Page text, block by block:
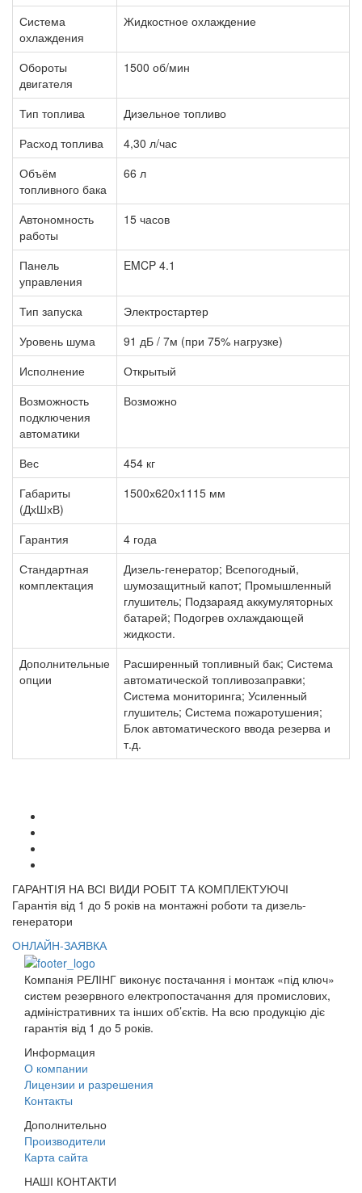
Система
охлаждения
Жидкостное охлаждение
Обороты
двигателя
1500 об/мин
Тип топлива
Дизельное топливо
Расход топлива
4,30 л/час
Объём
топливного бака
66 л
Автономность
работы
15 часов
Панель
управления
EMCP 4.1
Тип запуска
Электростартер
Уровень шума
91 дБ / 7м (при 75% нагрузке)
Исполнение
Открытый
Возможность
подключения
автоматики
Возможно
Вес
454 кг
Габариты
(ДхШхВ)
1500х620х1115 мм
Гарантия
4 года
Стандартная
комплектация
Дизель-генератор; Всепогодный,
шумозащитный капот; Промышленный
глушитель; Подзараяд аккумуляторных
батарей; Подогрев охлаждающей
жидкости.
Дополнительные
опции
Расширенный топливный бак; Система
автоматической топливозаправки;
Система мониторинга; Усиленный
глушитель; Система пожаротушения;
Блок автоматического ввода резерва и
т.д.
ГАРАНТІЯ НА ВСІ ВИДИ РОБІТ ТА КОМПЛЕКТУЮЧІ
Гарантія від 1 до 5 років на монтажні роботи та дизель-
генератори
ОНЛАЙН-ЗАЯВКА
Компанія РЕЛІНГ виконує постачання і монтаж «під ключ»
систем резервного електропостачання для промислових,
адміністративних та інших об’єктів. На всю продукцію діє
гарантія від 1 до 5 років.
Информация
О компании
Лицензии и разрешения
Контакты
Дополнительно
Производители
Карта сайта
НАШІ КОНТАКТИ